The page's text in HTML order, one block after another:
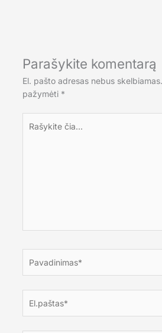
Parašykite komentarą
El. pašto adresas nebus skelbiamas.
pažymėti *
čia...